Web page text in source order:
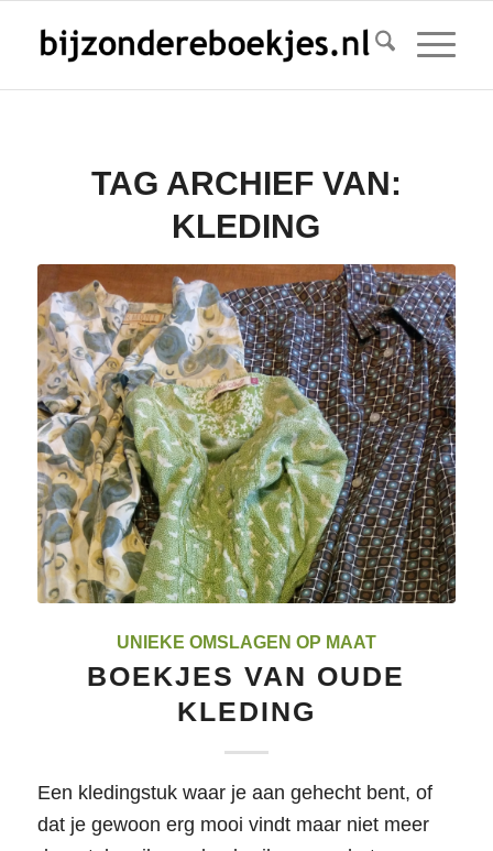
TAG ARCHIEF VAN:
KLEDING
UNIEKE OMSLAGEN OP MAAT
BOEKJES VAN OUDE
KLEDING
Een kledingstuk waar je aan gehecht bent, of
dat je gewoon erg mooi vindt maar niet meer